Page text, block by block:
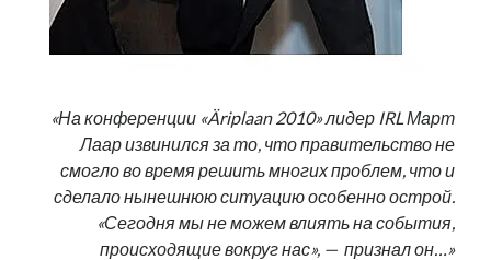
«На конференции «Äriplaan 2010» лидер IRL Март
Лаар извинился за то, что правительство не
смогло во время решить многих проблем, что и
сделало нынешнюю ситуацию особенно острой.
«Сегодня мы не можем влиять на события,
происходящие вокруг нас», — признал он…»